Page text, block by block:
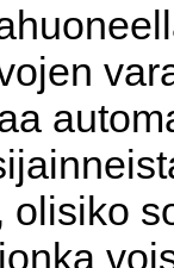
olisiko